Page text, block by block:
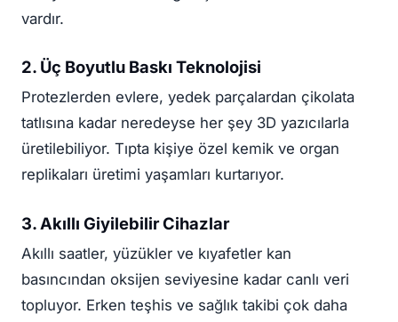
vardır.
2. Üç Boyutlu Baskı Teknolojisi
Protezlerden evlere, yedek parçalardan çikolata
tatlısına kadar neredeyse her şey 3D yazıcılarla
üretilebiliyor. Tıpta kişiye özel kemik ve organ
replikaları üretimi yaşamları kurtarıyor.
3. Akıllı Giyilebilir Cihazlar
Akıllı saatler, yüzükler ve kıyafetler kan
basıncından oksijen seviyesine kadar canlı veri
topluyor. Erken teşhis ve sağlık takibi çok daha